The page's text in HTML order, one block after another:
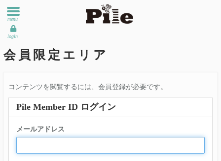
menu
login
会員限定エリア
コンテンツを閲覧するには、会員登録が必要です。
Pile Member ID ログイン
メールアドレス